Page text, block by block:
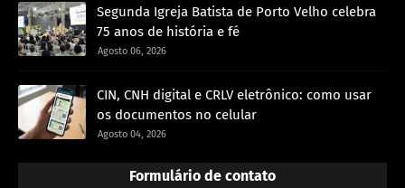
Segunda Igreja Batista de Porto Velho celebra
75 anos de história e fé
Agosto 06, 2026
CIN, CNH digital e CRLV eletrônico: como usar
os documentos no celular
Agosto 04, 2026
Formulário de contato